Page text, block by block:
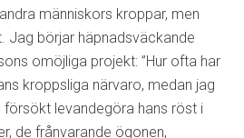
människors kroppar, men
Jag börjar häpnadsväckande
omöjliga projekt: ”Hur ofta har
kroppsliga närvaro, medan jag
levandegöra hans röst i
de frånvarande ögonen,